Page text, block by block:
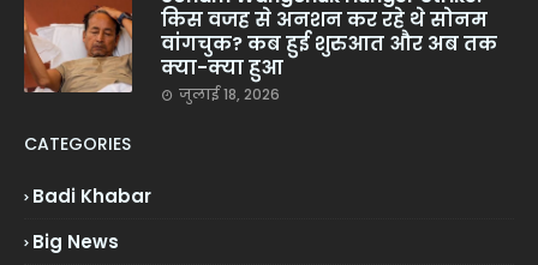
किस वजह से अनशन कर रहे थे सोनम
वांगचुक? कब हुई शुरुआत और अब तक
क्या-क्या हुआ
जुलाई 18, 2026
CATEGORIES
Badi Khabar
Big News